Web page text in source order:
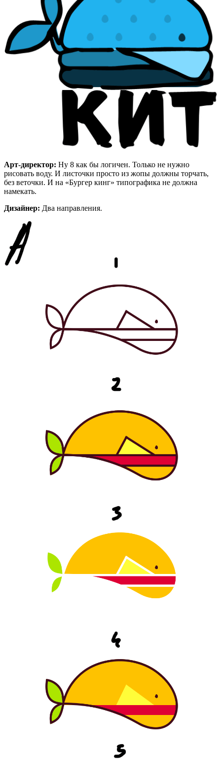
Арт-директор: Ну 8 как бы логичен. Только не нужно
рисовать воду. И листочки просто из жопы должны торчать,
без веточки. И на «Бургер кинг» типографика не должна
намекать.
Дизайнер: Два направления.